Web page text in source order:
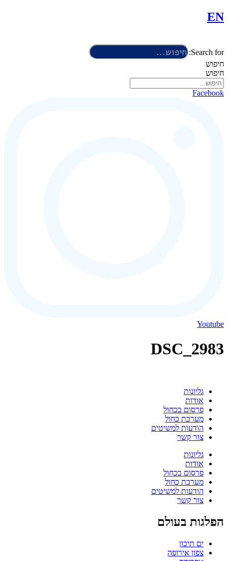
EN
Search for:
חיפוש
חיפוש
Facebook
Youtube
DSC_2983
גליונות
אודות
פרסום בכחול
מערכת כחול
הודעות למשיטים
צור קשר
גליונות
אודות
פרסום בכחול
מערכת כחול
הודעות למשיטים
צור קשר
הפלגות בעולם
ים תיכון
צפון אירופה